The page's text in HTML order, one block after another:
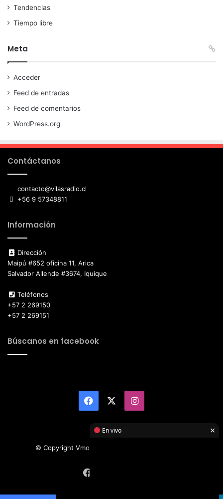
Tendencias
Tiempo libre
Meta
Acceder
Feed de entradas
Feed de comentarios
WordPress.org
Contáctanos
contacto@vilasradio.cl
+56 9 57348811
Información
Dirección
Maipú #652 oficina 11, Arica
Salvador Allende #3674, Iquique
Teléfonos
+57 2 269150
+57 2 269151
Búscanos en facebook
Facebook Instagram
© Copyright Vmotor TI 2026, All Rights Reserved
En vivo ×